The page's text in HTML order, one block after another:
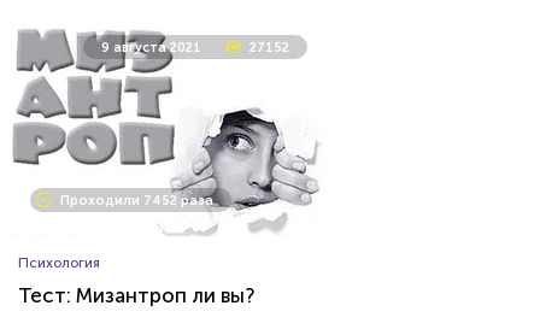
26 июля 2021
Проходили 8032 раза
Тест по игре Dota 2
9 августа 2021 27152
Проходили 7452 раза
Психология
Тест: Мизантроп ли вы?